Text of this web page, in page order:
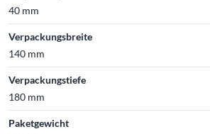
40 mm
Verpackungsbreite
140 mm
Verpackungstiefe
180 mm
Paketgewicht